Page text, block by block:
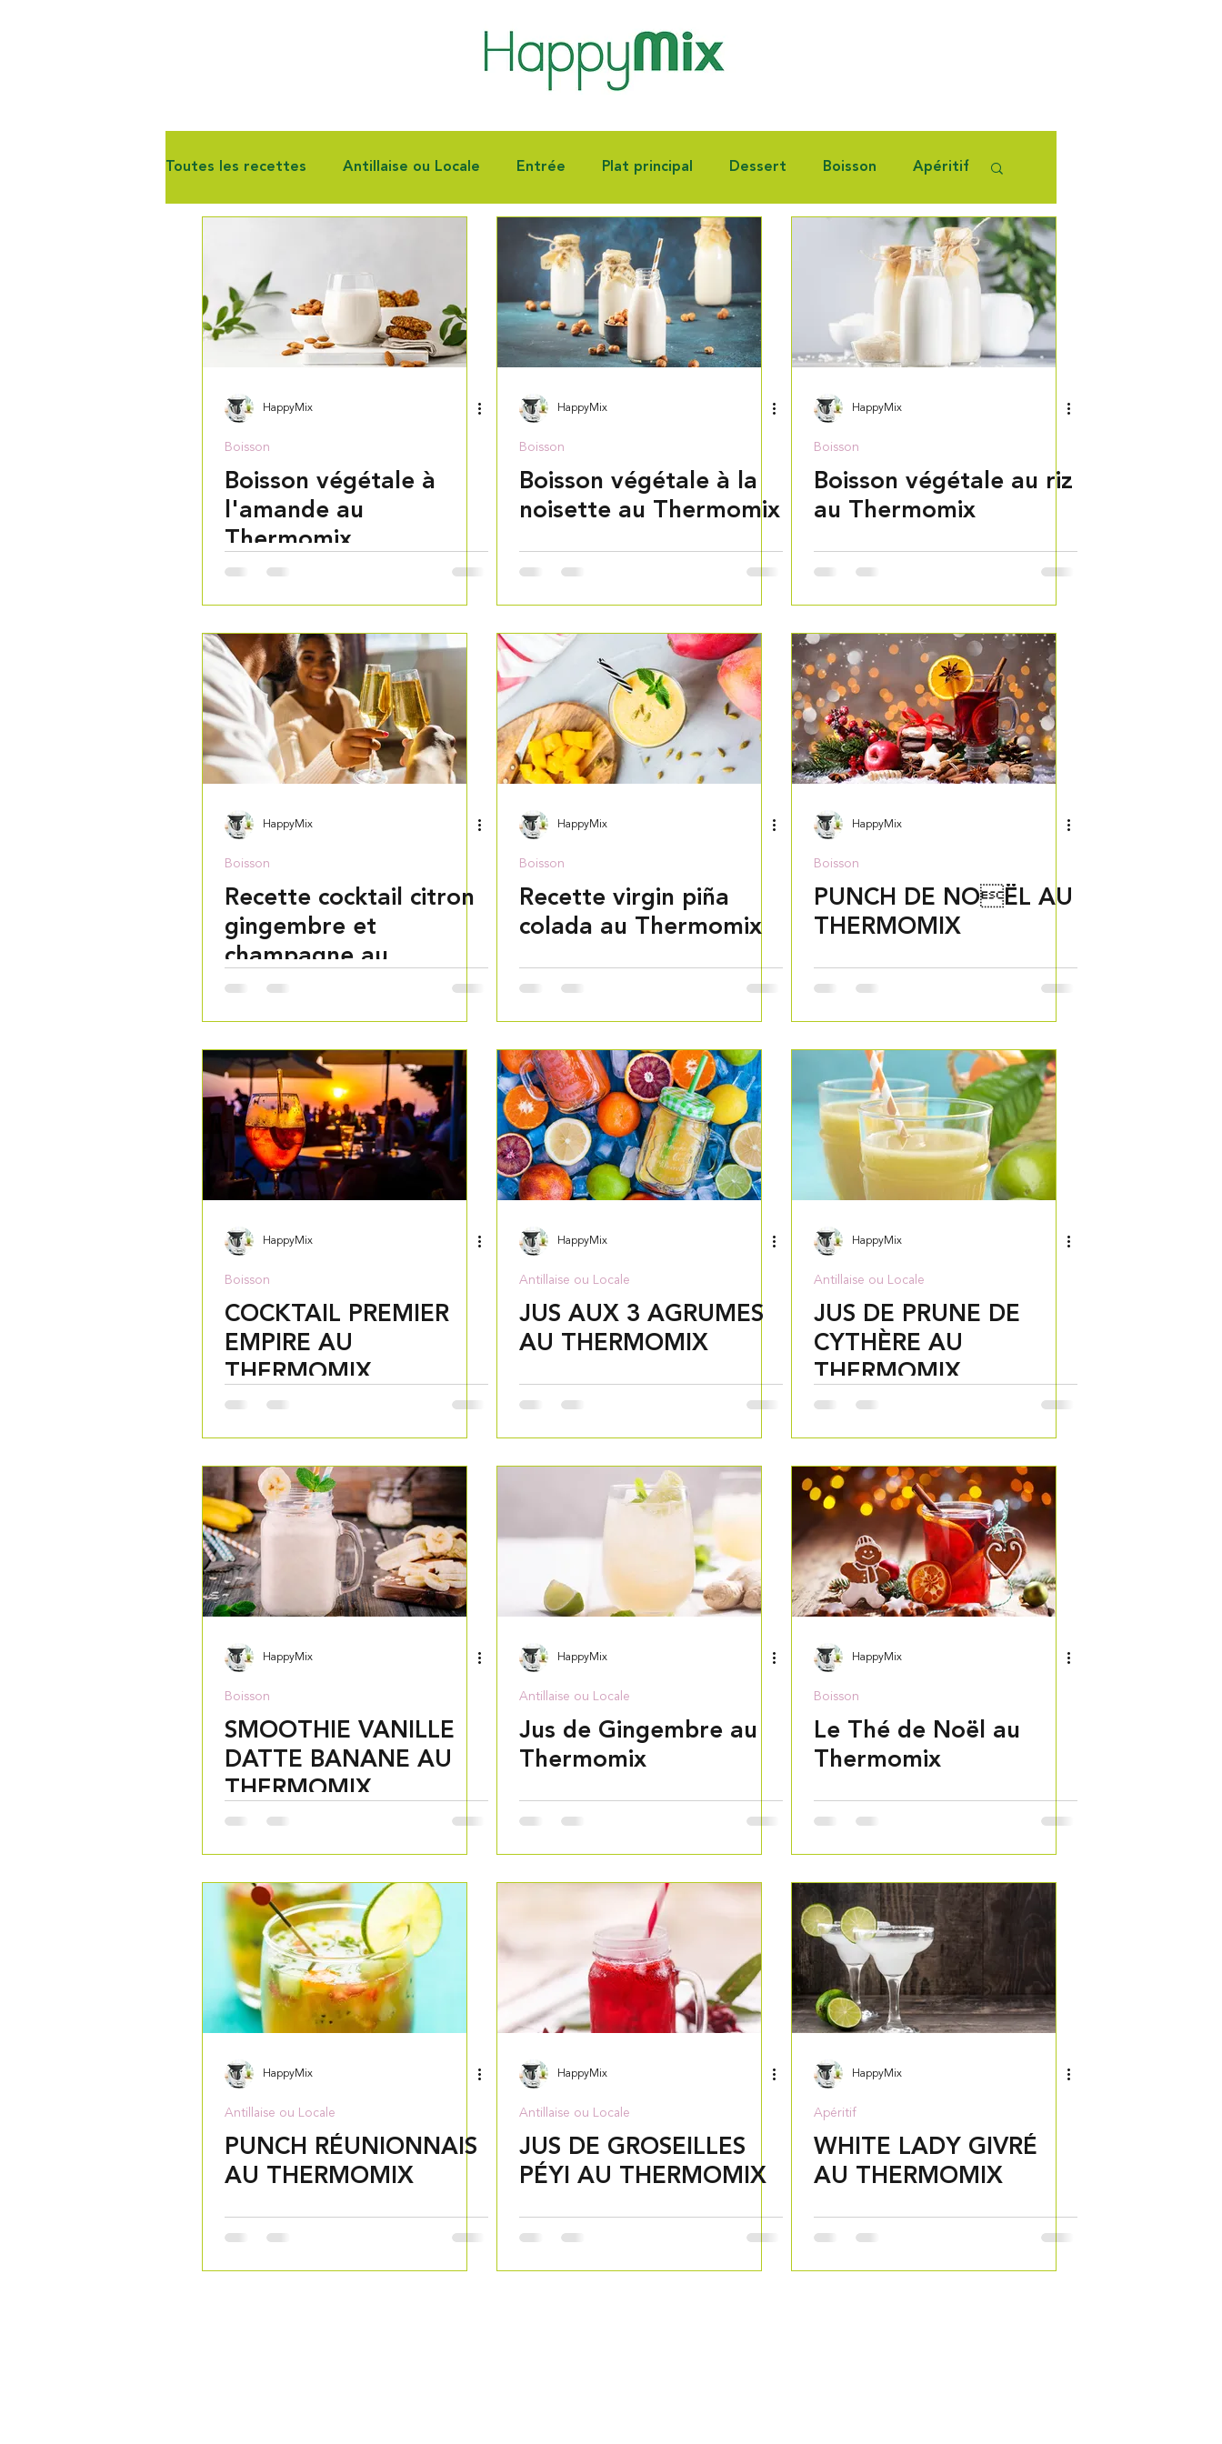
Toutes les recettes Antillaise ou Locale Entrée Plat principal Dessert Boisson Apéritif
Fêtes Autres
HappyMix
Boisson
Boisson végétale à
l'amande au
Thermomix
HappyMix
Boisson
Boisson végétale à la
noisette au Thermomix
HappyMix
Boisson
Boisson végétale au riz
au Thermomix
HappyMix
Boisson
Recette cocktail citron
gingembre et
champagne au
Thermomix
HappyMix
Boisson
Recette virgin piña
colada au Thermomix
HappyMix
Boisson
PUNCH DE NOËL AU
THERMOMIX
HappyMix
Boisson
COCKTAIL PREMIER
EMPIRE AU
THERMOMIX
HappyMix
Antillaise ou Locale
JUS AUX 3 AGRUMES
AU THERMOMIX
HappyMix
Antillaise ou Locale
JUS DE PRUNE DE
CYTHÈRE AU
THERMOMIX
HappyMix
Boisson
SMOOTHIE VANILLE
DATTE BANANE AU
THERMOMIX
HappyMix
Antillaise ou Locale
Jus de Gingembre au
Thermomix
HappyMix
Boisson
Le Thé de Noël au
Thermomix
HappyMix
Antillaise ou Locale
PUNCH RÉUNIONNAIS
AU THERMOMIX
HappyMix
Antillaise ou Locale
JUS DE GROSEILLES
PÉYI AU THERMOMIX
HappyMix
Apéritif
WHITE LADY GIVRÉ
AU THERMOMIX